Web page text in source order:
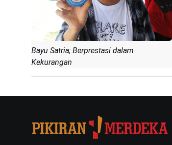
Bayu Satria; Berprestasi dalam
Kekurangan